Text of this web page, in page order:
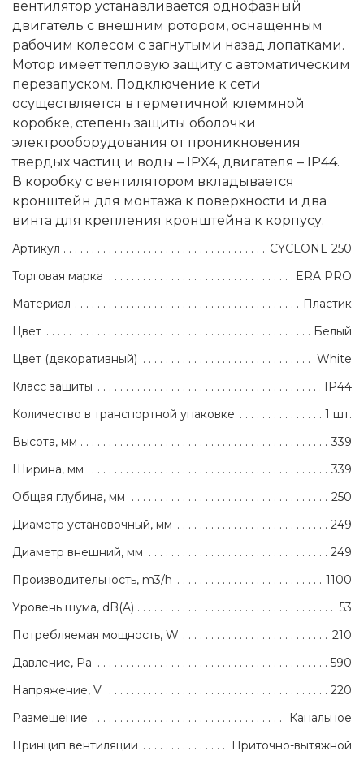
вентилятор устанавливается однофазный
двигатель с внешним ротором, оснащенным
рабочим колесом с загнутыми назад лопатками.
Мотор имеет тепловую защиту с автоматическим
перезапуском. Подключение к сети
осуществляется в герметичной клеммной
коробке, степень защиты оболочки
электрооборудования от проникновения
твердых частиц и воды – IPX4, двигателя – IP44.
В коробку с вентилятором вкладывается
кронштейн для монтажа к поверхности и два
винта для крепления кронштейна к корпусу.
Артикул
CYCLONE 250
Торговая марка
ERA PRO
Материал
Пластик
Цвет
Белый
Цвет (декоративный)
White
Класс защиты
IP44
Количество в транспортной упаковке
1 шт.
Высота, мм
339
Ширина, мм
339
Общая глубина, мм
250
Диаметр установочный, мм
249
Диаметр внешний, мм
249
Производительность, m3/h
1100
Уровень шума, dB(A)
53
Потребляемая мощность, W
210
Давление, Pa
590
Напряжение, V
220
Размещение
Канальное
Принцип вентиляции
Приточно-вытяжной